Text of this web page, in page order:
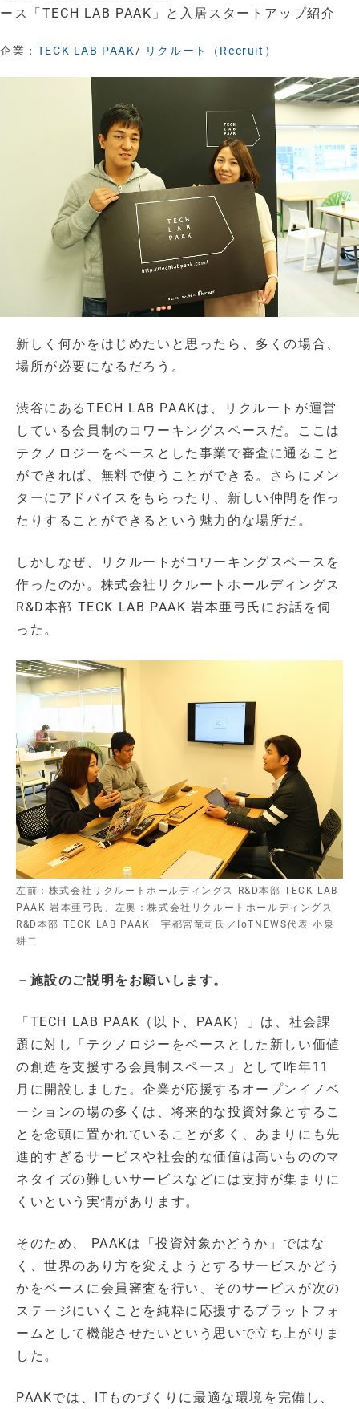
ース「TECH LAB PAAK」と入居スタートアップ紹介
企業： TECK LAB PAAK/ リクルート（Recruit）
新しく何かをはじめたいと思ったら、多くの場合、
場所が必要になるだろう。
渋谷にあるTECH LAB PAAKは、リクルートが運営
している会員制のコワーキングスペースだ。ここは
テクノロジーをベースとした事業で審査に通ること
ができれば、無料で使うことができる。さらにメン
ターにアドバイスをもらったり、新しい仲間を作っ
たりすることができるという魅力的な場所だ。
しかしなぜ、リクルートがコワーキングスペースを
作ったのか。株式会社リクルートホールディングス
R&D本部 TECK LAB PAAK 岩本亜弓氏にお話を伺
った。
左前：株式会社リクルートホールディングス R&D本部 TECK LAB
PAAK 岩本亜弓氏、左奥：株式会社リクルートホールディングス
R&D本部 TECK LAB PAAK 宇都宮竜司氏／IoTNEWS代表 小泉
耕二
－施設のご説明をお願いします。
「TECH LAB PAAK（以下、PAAK）」は、社会課
題に対し「テクノロジーをベースとした新しい価値
の創造を支援する会員制スペース」として昨年11
月に開設しました。企業が応援するオープンイノベ
ーションの場の多くは、将来的な投資対象とするこ
とを念頭に置かれていることが多く、あまりにも先
進的すぎるサービスや社会的な価値は高いもののマ
ネタイズの難しいサービスなどには支持が集まりに
くいという実情があります。
そのため、 PAAKは「投資対象かどうか」ではな
く、世界のあり方を変えようとするサービスかどう
かをベースに会員審査を行い、そのサービスが次の
ステージにいくことを純粋に応援するプラットフォ
ームとして機能させたいという思いで立ち上がりま
した。
PAAKでは、ITものづくりに最適な環境を完備し、